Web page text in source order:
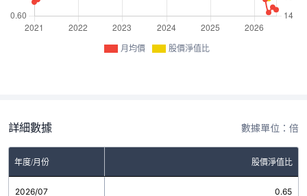
月均價 股價淨值比
詳細數據 數據單位：倍
年度/月份 股價淨值比
2026/07 0.65